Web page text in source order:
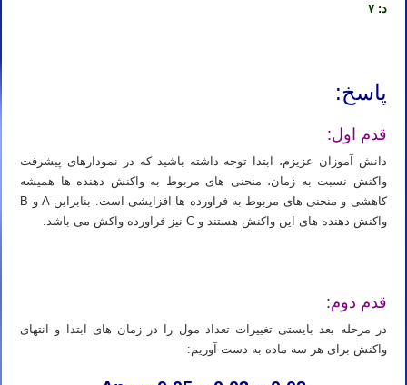
د: ۷
پاسخ:
قدم اول:
دانش آموزان عزیزم، ابتدا توجه داشته باشید که در نمودارهای پیشرفت
واکنش نسبت به زمان، منحنی های مربوط به واکنش دهنده ها همیشه
کاهشی و منحنی های مربوط به فراورده ها افزایشی است. بنابراین A و B
واکنش دهنده های این واکنش هستند و C نیز فراورده واکش می باشد.
قدم دوم:
در مرحله بعد بایستی تغییرات تعداد مول را در زمان های ابتدا و انتهای
واکنش برای هر سه ماده به دست آوریم: